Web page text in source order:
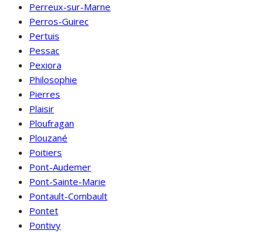
Perreux-sur-Marne
Perros-Guirec
Pertuis
Pessac
Pexiora
Philosophie
Pierres
Plaisir
Ploufragan
Plouzané
Poitiers
Pont-Audemer
Pont-Sainte-Marie
Pontault-Combault
Pontet
Pontivy